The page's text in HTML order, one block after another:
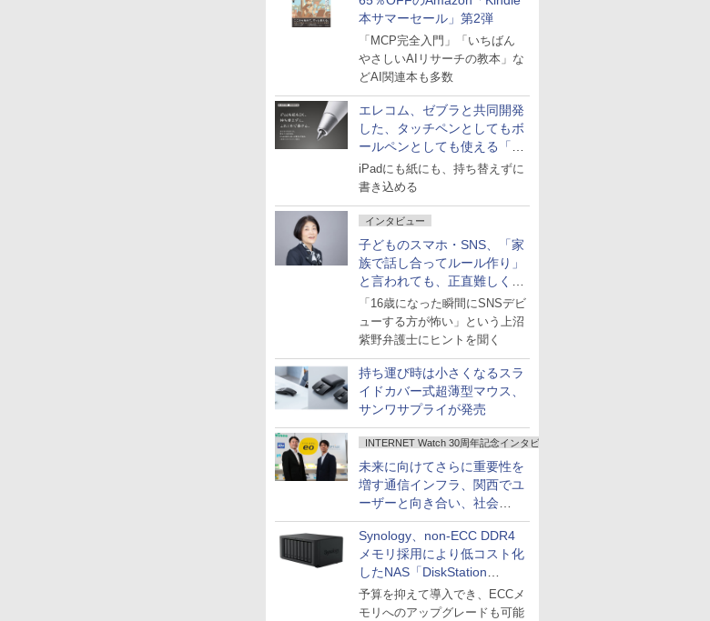
本サマーセール」第2弾
「MCP完全入門」「いちばん
やさしいAIリサーチの教本」な
どAI関連本も多数
エレコム、ゼブラと共同開発
した、タッチペンとしてもボ
ールペンとしても使える「ス
タイラスツーウェイ」発売
iPadにも紙にも、持ち替えずに
書き込める
インタビュー
子どものスマホ・SNS、「家
族で話し合ってルール作り」
と言われても、正直難しくな
いですか？
「16歳になった瞬間にSNSデビ
ューする方が怖い」という上沼
紫野弁護士にヒントを聞く
持ち運び時は小さくなるスラ
イドカバー式超薄型マウス、
サンワサプライが発売
INTERNET Watch 30周年記念インタビュー
未来に向けてさらに重要性を
増す通信インフラ、関西でユ
ーザーと向き合い、社会
の“あたらしい”を起動し続け
る～オプテージ
Synology、non-ECC DDR4
メモリ採用により低コスト化
したNAS「DiskStation
neo+」シリーズ
予算を抑えて導入でき、ECCメ
モリへのアップグレードも可能